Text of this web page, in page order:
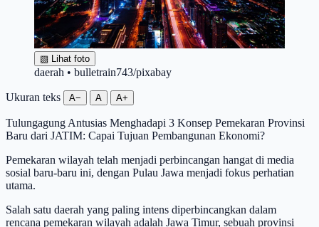
▧ Lihat foto
daerah • bulletrain743/pixabay
Ukuran teks A− A A+
Tulungagung Antusias Menghadapi 3 Konsep Pemekaran Provinsi
Baru dari JATIM: Capai Tujuan Pembangunan Ekonomi?
Pemekaran wilayah telah menjadi perbincangan hangat di media
sosial baru-baru ini, dengan Pulau Jawa menjadi fokus perhatian
utama.
Salah satu daerah yang paling intens diperbincangkan dalam
rencana pemekaran wilayah adalah Jawa Timur, sebuah provinsi